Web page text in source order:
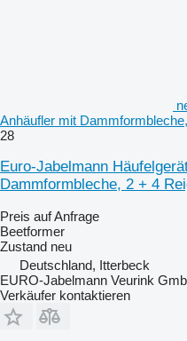
Anhäufler mit
28
Euro-Jabelmann
Dammformbleche, 2 + 4
Preis auf Anfrage
Beetformer
Zustand neu
Deutschland, Itterbeck
EURO-Jabelmann Veurink
Verkäufer kontaktieren